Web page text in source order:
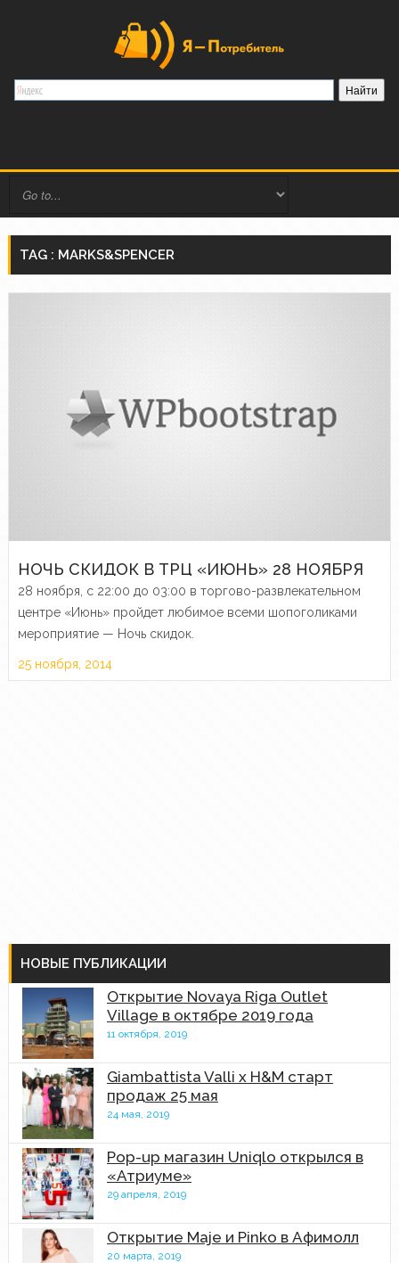
TAG : MARKS&SPENCER
НОЧЬ СКИДОК В ТРЦ «ИЮНЬ» 28 НОЯБРЯ
28 ноября, с 22:00 до 03:00 в торгово-развлекательном
центре «Июнь» пройдет любимое всеми шопоголиками
мероприятие — Ночь скидок.
25 ноября, 2014
НОВЫЕ ПУБЛИКАЦИИ
Открытие Novaya Riga Outlet
Village в октябре 2019 года
11 октября, 2019
Giambattista Valli x H&M старт
продаж 25 мая
24 мая, 2019
Pop-up магазин Uniqlo открылся в
«Атриуме»
29 апреля, 2019
Открытие Maje и Pinko в Афимолл
20 марта, 2019